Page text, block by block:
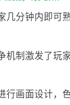
几分钟内即可
机制激发了玩
行画面设计，